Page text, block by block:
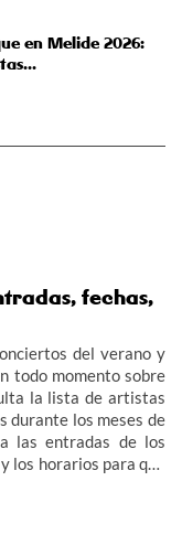
en Melide 2026:
fechas,
del verano y
todo momento sobre
la lista de artistas
durante los meses de
las entradas de los
los horarios para que